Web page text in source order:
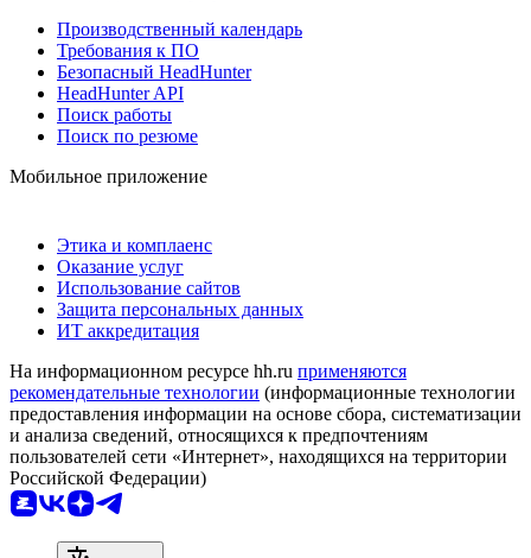
Производственный календарь
Требования к ПО
Безопасный HeadHunter
HeadHunter API
Поиск работы
Поиск по резюме
Мобильное приложение
Этика и комплаенс
Оказание услуг
Использование сайтов
Защита персональных данных
ИТ аккредитация
На информационном ресурсе hh.ru применяются
рекомендательные технологии (информационные технологии
предоставления информации на основе сбора, систематизации
и анализа сведений, относящихся к предпочтениям
пользователей сети «Интернет», находящихся на территории
Российской Федерации)